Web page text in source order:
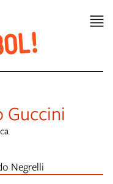
Guccini
Negrelli